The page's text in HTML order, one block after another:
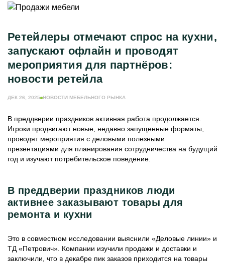
Ретейлеры отмечают спрос на кухни,
запускают офлайн и проводят
мероприятия для партнёров:
новости ретейла
ДЕК 26, 2025 НОВОСТИ МЕБЕЛЬНОГО РЫНКА
В преддверии праздников активная работа продолжается.
Игроки продвигают новые, недавно запущенные форматы,
проводят мероприятия с деловыми полезными
презентациями для планирования сотрудничества на будущий
год и изучают потребительское поведение.
В преддверии праздников люди
активнее заказывают товары для
ремонта и кухни
Это в совместном исследовании выяснили «Деловые линии» и
ТД «Петрович». Компании изучили продажи и доставки и
заключили, что в декабре пик заказов приходится на товары